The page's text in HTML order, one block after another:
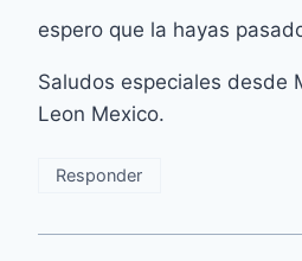
espero que la hayas
Saludos especiales desde
Leon Mexico.
Responder